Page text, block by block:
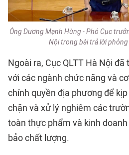
Ông Dương Mạnh Hùng - Phó Cục
Nội trong bài trả lời phỏng
Ngoài ra, Cục QLTT Hà Nội
với các ngành chức năng và
chính quyền địa phương để
chặn và xử lý nghiêm các
toàn thực phẩm và kinh
bảo chất lượng.